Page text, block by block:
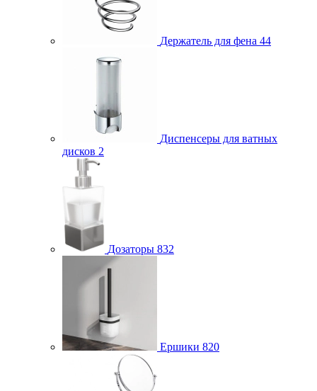
Держатель для фена 44
Диспенсеры для ватных
дисков 2
Дозаторы 832
Ершики 820